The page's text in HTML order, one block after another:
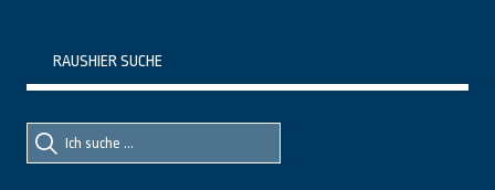
RAUSHIER SUCHE
Suche
nach::
Suche
nach: